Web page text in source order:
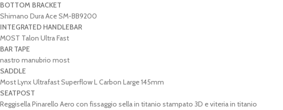
BOTTOM BRACKET
Shimano Dura Ace SM-BB9200
INTEGRATED HANDLEBAR
MOST Talon Ultra Fast
BAR TAPE
nastro manubrio most
SADDLE
Most Lynx Ultrafast Superflow L Carbon Large 145mm
SEATPOST
Reggisella Pinarello Aero con fissaggio sella in titanio stampato 3D e viteria in titanio